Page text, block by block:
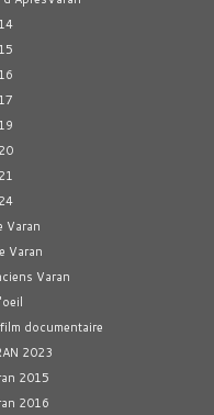
Varan
Varan
Varan
documentaire
2023
2015
2016